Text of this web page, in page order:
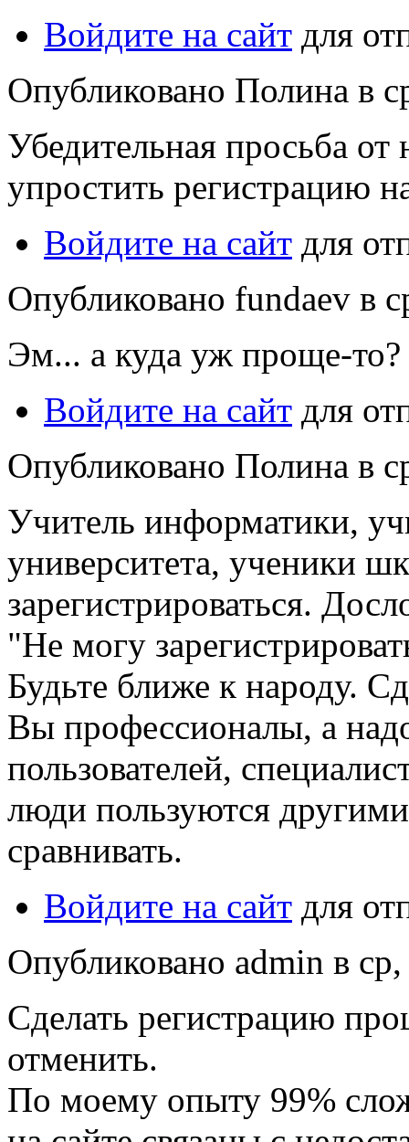
Войдите на сайт для
Опубликовано Полина в
Убедительная просьба от
упростить регистрацию
Войдите на сайт для
Опубликовано fundaev в
Эм... а куда уж проще-то?
Войдите на сайт для
Опубликовано Полина в
Учитель информатики,
университета, ученики
зарегистрироваться.
"Не могу
Будьте ближе к народу.
Вы профессионалы, а
пользователей,
люди пользуются
сравнивать.
Войдите на сайт для
Опубликовано admin в
Сделать регистрацию
отменить.
По моему опыту 99%